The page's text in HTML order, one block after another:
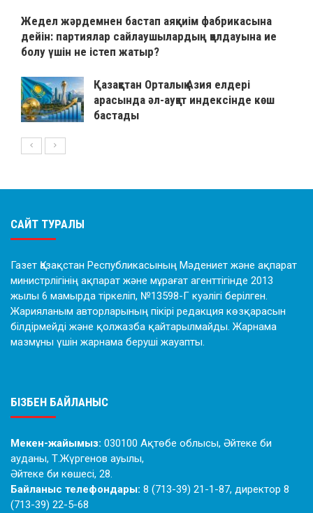
Жедел жәрдемнен бастап аяқкиім фабрикасына
дейін: партиялар сайлаушылардың қолдауына ие
болу үшін не істеп жатыр?
Қазақстан Орталық Азия елдері
арасында әл-ауқат индексінде көш
бастады
САЙТ ТУРАЛЫ
Газет Қазақстан Республикасының Мәдениет және ақпарат
министрлігінің ақпарат және мұрағат агенттігінде 2013
жылы 6 мамырда тіркеліп, №13598-Г куәлігі берілген.
Жарияланым авторларының пікірі редакция көзқарасын
білдірмейді және қолжазба қайтарылмайды. Жарнама
мазмұны үшін жарнама беруші жауапты.
БІЗБЕН БАЙЛАНЫС
Мекен-жайымыз: 030100 Ақтөбе облысы, Әйтеке би
ауданы, Т.Жүргенов ауылы,
Әйтеке би көшесі, 28.
Байланыс телефондары: 8 (713-39) 21-1-87, директор 8
(713-39) 22-5-68